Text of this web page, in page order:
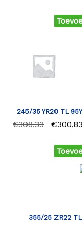
245/35 YR20 TL
€308,33 €300,83
355/25 ZR22 TL